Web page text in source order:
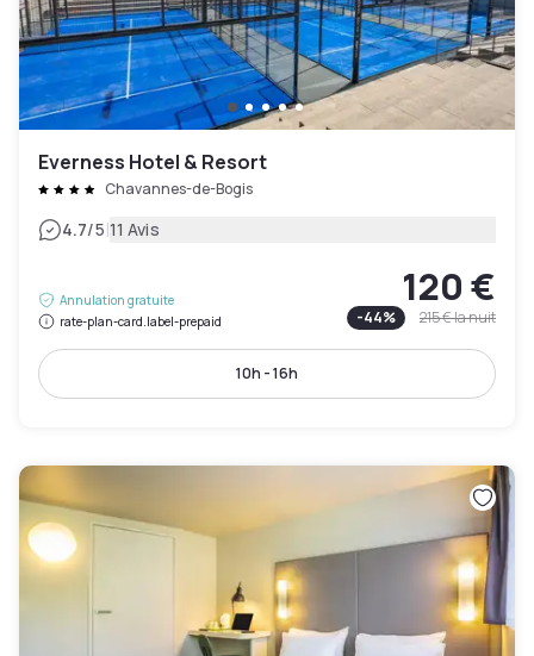
Everness Hotel & Resort
Chavannes-de-Bogis
4.7/5|11 Avis
Annulation gratuite
rate-plan-card.label-prepaid
120 €
-44% 215 €la nuit
10h - 16h